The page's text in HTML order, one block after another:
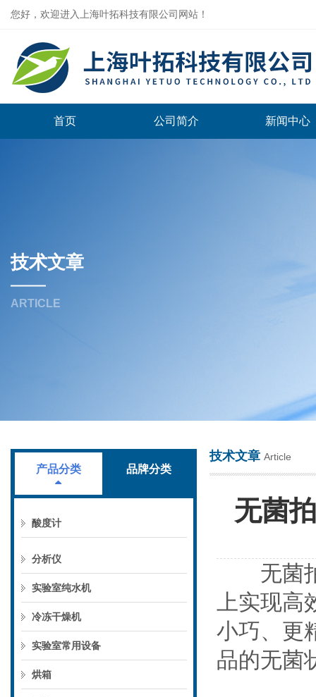
您好，欢迎进入上海叶拓科技有限公司网站！
首页 公司简介 新闻中心
技术文章
ARTICLE
产品分类 品牌分类
酸度计
分析仪
实验室纯水机
冷冻干燥机
实验室常用设备
烘箱
技术文章 Article
无菌
无菌拍
上实现高
小巧、更
品的无菌